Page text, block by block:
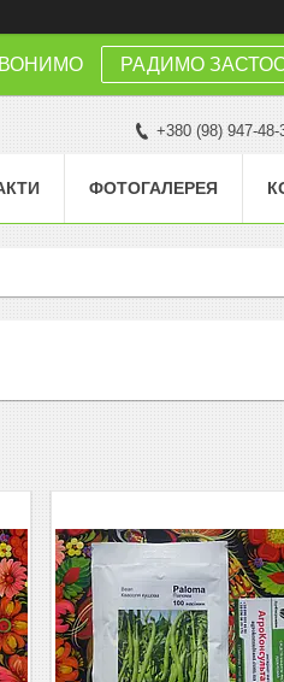
РАДИМО
+380 (98) 947-48-
ФОТОГАЛЕРЕЯ